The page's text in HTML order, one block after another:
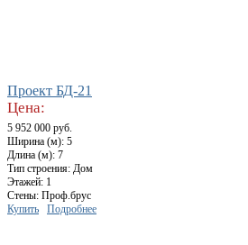
Проект БД-21
Цена:
5 952 000 руб.
Ширина (м): 5
Длина (м): 7
Тип строения: Дом
Этажей: 1
Стены: Проф.брус
Купить
Подробнее